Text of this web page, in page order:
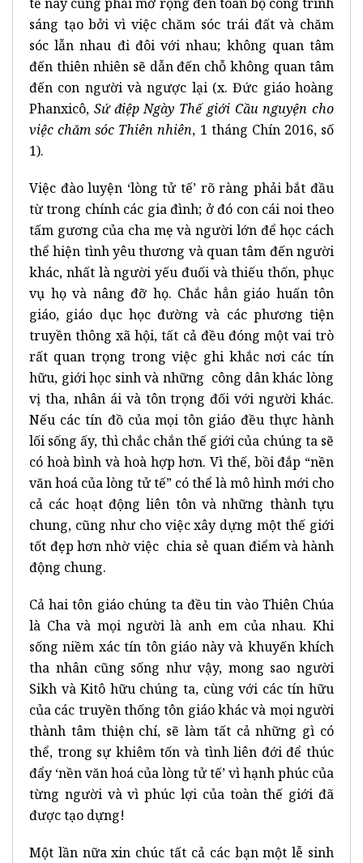
sáng tạo bởi vì việc chăm sóc trái đất và chăm
sóc lẫn nhau đi đôi với nhau; không quan tâm
đến thiên nhiên sẽ dẫn đến chỗ không quan tâm
đến con người và ngược lại (x. Đức giáo hoàng
Phanxicô, Sứ điệp Ngày Thế giới Cầu nguyện cho
việc chăm sóc Thiên nhiên, 1 tháng Chín 2016, số
1).
Việc đào luyện ‘lòng tử tế’ rõ ràng phải bắt đầu
từ trong chính các gia đình; ở đó con cái noi theo
tấm gương của cha mẹ và người lớn để học cách
thể hiện tình yêu thương và quan tâm đến người
khác, nhất là người yếu đuối và thiếu thốn, phục
vụ họ và nâng đỡ họ. Chắc hẳn giáo huấn tôn
giáo, giáo dục học đường và các phương tiện
truyền thông xã hội, tất cả đều đóng một vai trò
rất quan trọng trong việc ghi khắc nơi các tín
hữu, giới học sinh và những công dân khác lòng
vị tha, nhân ái và tôn trọng đối với người khác.
Nếu các tín đồ của mọi tôn giáo đều thực hành
lối sống ấy, thì chắc chắn thế giới của chúng ta sẽ
có hoà bình và hoà hợp hơn. Vì thế, bồi đắp “nền
văn hoá của lòng tử tế” có thể là mô hình mới cho
cả các hoạt động liên tôn và những thành tựu
chung, cũng như cho việc xây dựng một thế giới
tốt đẹp hơn nhờ việc chia sẻ quan điểm và hành
động chung.
Cả hai tôn giáo chúng ta đều tin vào Thiên Chúa
là Cha và mọi người là anh em của nhau. Khi
sống niềm xác tín tôn giáo này và khuyến khích
tha nhân cũng sống như vậy, mong sao người
Sikh và Kitô hữu chúng ta, cùng với các tín hữu
của các truyền thống tôn giáo khác và mọi người
thành tâm thiện chí, sẽ làm tất cả những gì có
thể, trong sự khiêm tốn và tình liên đới để thúc
đẩy ‘nền văn hoá của lòng tử tế’ vì hạnh phúc của
từng người và vì phúc lợi của toàn thế giới đã
được tạo dựng!
Một lần nữa xin chúc tất cả các bạn một lễ sinh